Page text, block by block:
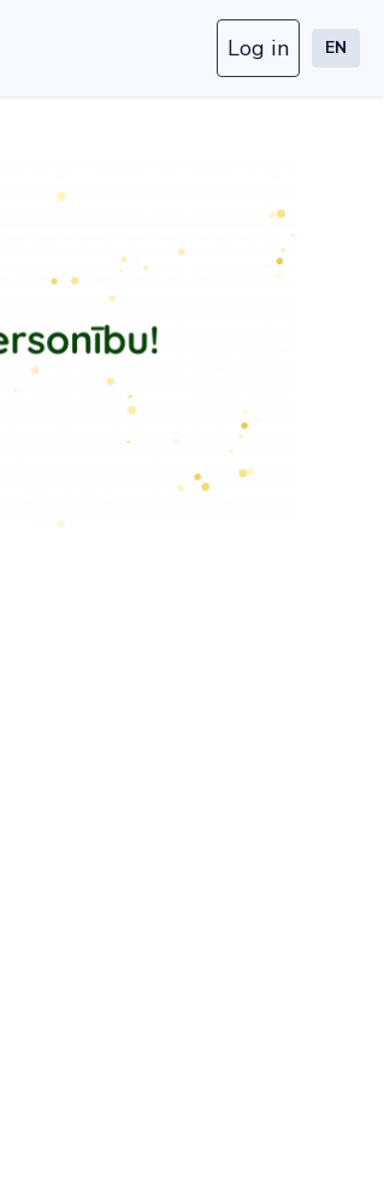
Log in EN